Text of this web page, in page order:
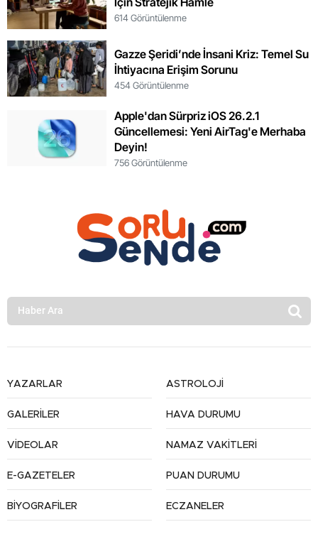
614 Görüntülenme
Gazze Şeridi’nde İnsani Kriz: Temel Su
İhtiyacına Erişim Sorunu
454 Görüntülenme
Apple'dan Sürpriz iOS 26.2.1
Güncellemesi: Yeni AirTag'e Merhaba
Deyin!
756 Görüntülenme
YAZARLAR
GALERİLER
VİDEOLAR
E-GAZETELER
BİYOGRAFİLER
ASTROLOJİ
HAVA DURUMU
NAMAZ VAKİTLERİ
PUAN DURUMU
ECZANELER